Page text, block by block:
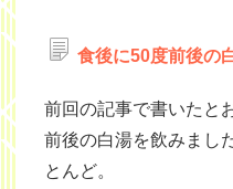
食後に50度前後の
前回の記事で書いたと
前後の白湯を飲みまし
とんど。